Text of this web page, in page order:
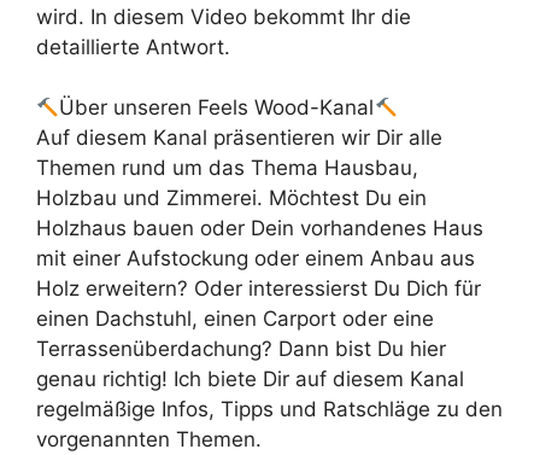
wird. In diesem Video bekommt Ihr die
detaillierte Antwort.
Über unseren Feels Wood-Kanal
Auf diesem Kanal präsentieren wir Dir alle
Themen rund um das Thema Hausbau,
Holzbau und Zimmerei. Möchtest Du ein
Holzhaus bauen oder Dein vorhandenes Haus
mit einer Aufstockung oder einem Anbau aus
Holz erweitern? Oder interessierst Du Dich für
einen Dachstuhl, einen Carport oder eine
Terrassenüberdachung? Dann bist Du hier
genau richtig! Ich biete Dir auf diesem Kanal
regelmäßige Infos, Tipps und Ratschläge zu den
vorgenannten Themen.